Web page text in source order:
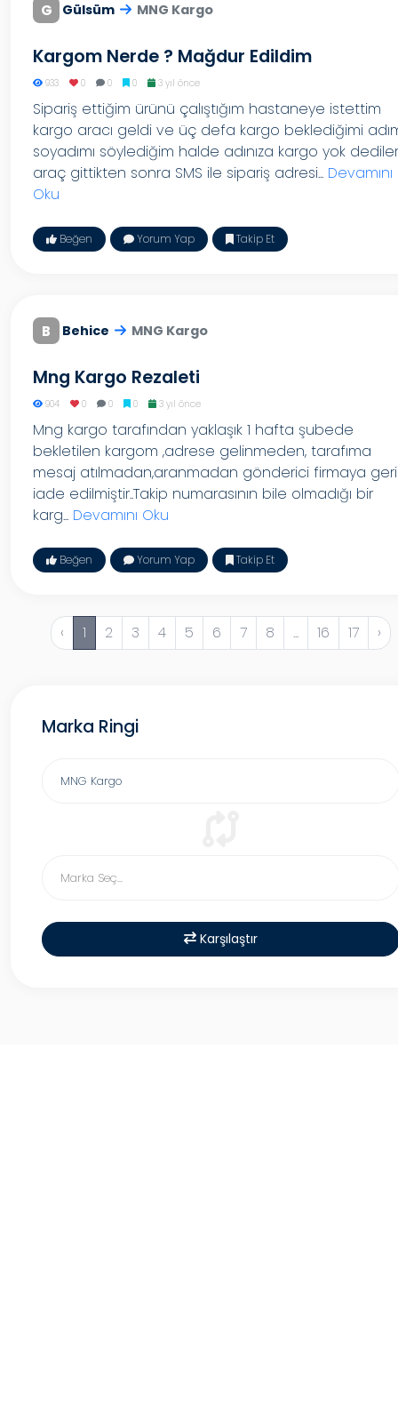
G Gülsüm MNG Kargo
Kargom Nerde ? Mağdur Edildim
933 0 0 0 3 yıl önce
Sipariş ettiğim ürünü çalıştığım hastaneye istettim
kargo aracı geldi ve üç defa kargo beklediğimi
soyadımı söylediğim halde adınıza kargo yok dediler
araç gittikten sonra SMS ile sipariş adresi... Devamını
Oku
Beğen Yorum Yap Takip Et
B Behice MNG Kargo
Mng Kargo Rezaleti
904 0 0 0 3 yıl önce
Mng kargo tarafından yaklaşık 1 hafta şubede
bekletilen kargom ,adrese gelinmeden, tarafıma
mesaj atılmadan,aranmadan gönderici firmaya geri
iade edilmiştir..Takip numarasının bile olmadığı bir
karg... Devamını Oku
Beğen Yorum Yap Takip Et
‹ 1 2 3 4 5 6 7 8 ... 16 17 ›
Marka Ringi
Karşılaştır